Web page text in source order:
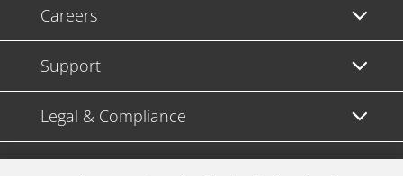
Careers
Support
Legal & Compliance